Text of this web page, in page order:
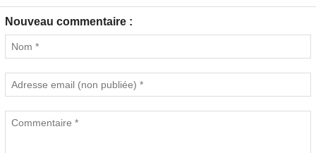
Nouveau commentaire :